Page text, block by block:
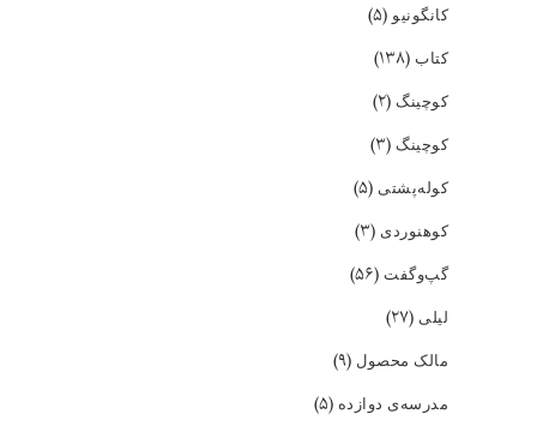
کانگونیو(۵)
کتاب (۱۳۸)
کوچینگ (۲)
کوچینگ (۳)
کوله‌پشتی (۵)
کوهنوردی (۳)
گپ‌و‌گفت (۵۶)
لیلی (۲۷)
مالک محصول (۹)
مدرسه‌ی دوازده (۵)